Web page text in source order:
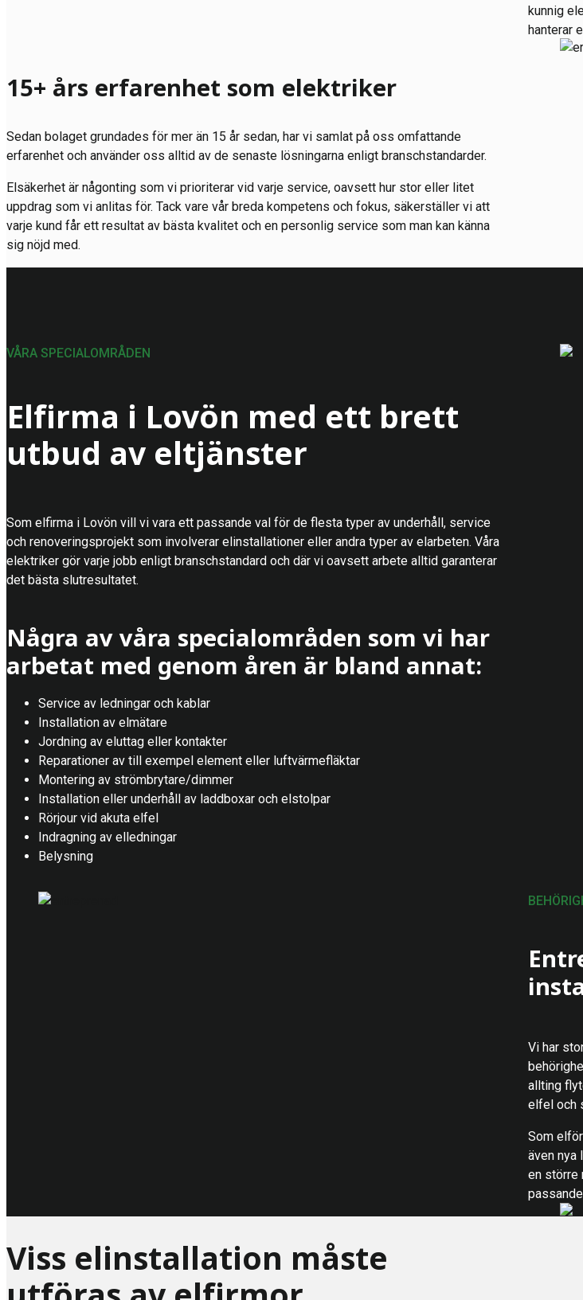
kunnig
hanterar
15+ års erfarenhet som elektriker
Sedan bolaget grundades för mer än 15 år sedan, har vi samlat på oss omfattande
erfarenhet och använder oss alltid av de senaste lösningarna enligt branschstandarder.
Elsäkerhet är någonting som vi prioriterar vid varje service, oavsett hur stor eller litet
uppdrag som vi anlitas för. Tack vare vår breda kompetens och fokus, säkerställer vi att
varje kund får ett resultat av bästa kvalitet och en personlig service som man kan känna
sig nöjd med.
Elfirma i Lovön med ett brett
utbud av eltjänster
Som elfirma i Lovön vill vi vara ett passande val för de flesta typer av underhåll, service
och renoveringsprojekt som involverar elinstallationer eller andra typer av elarbeten. Våra
elektriker gör varje jobb enligt branschstandard och där vi oavsett arbete alltid garanterar
det bästa slutresultatet.
VÅRA SPECIALOMRÅDEN
Några av våra specialområden som vi har
arbetat med genom åren är bland annat:
Service av ledningar och kablar
Installation av elmätare
Jordning av eluttag eller kontakter
Reparationer av till exempel element eller luftvärmefläktar
Montering av strömbrytare/dimmer
Installation eller underhåll av laddboxar och elstolpar
Rörjour vid akuta elfel
Indragning av elledningar
Belysning
Vi har
allting
elfel och
Som
även nya
en större
Viss elinstallation måste